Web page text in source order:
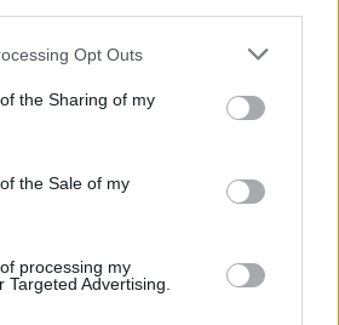
Opt Outs
the Sharing of my
the Sale of my
processing my
Targeted Advertising.
μια μελέτη, όσοι είχανομάδα
πιθανότητες να
με όσους είχαν ομάδα αίματος
φαίνεται να είναι η
σώματος. Οι
έγκυες γυναίκες
με τη θερμοκρασία του
έντονα(βγάζοντας
του άνθρακα) και